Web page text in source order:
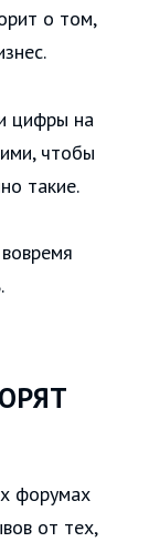
о том,
цифры на
чтобы
такие.
форумах
от тех,